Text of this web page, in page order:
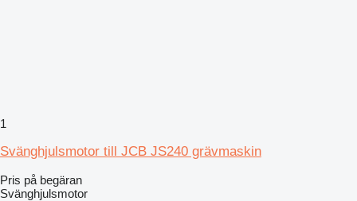
1
Svänghjulsmotor till JCB JS240 grävmaskin
Pris på begäran
Svänghjulsmotor